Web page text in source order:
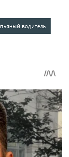
пьяный водитель